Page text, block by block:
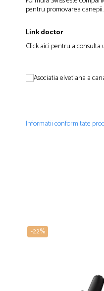
pentru promovarea
Link doctor
Click aici pentru a consulta
Informatii conformitate
-22%